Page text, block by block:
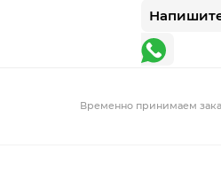
Временно принимаем